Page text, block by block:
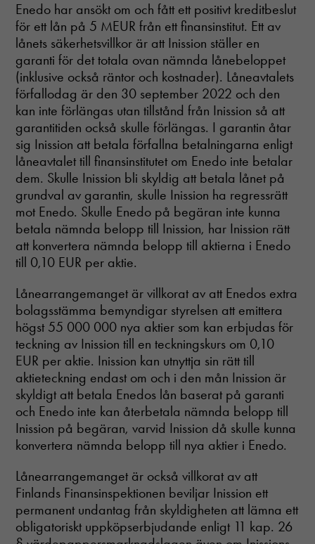
Enedo har ansökt om och fått ett positivt kreditbeslut
för ett lån på 5 MEUR från ett finansinstitut. Ett av
lånets säkerhetsvillkor är att Inission ställer en
garanti för det totala ovan nämnda lånebeloppet
(inklusive också räntor och kostnader). Låneavtalets
förfallodag är den 30 september 2022 och den
kan inte förlängas utan tillstånd från Inission så att
garantitiden också skulle förlängas. I garantin åtar
sig Inission att betala förfallna betalningarna enligt
låneavtalet till finansinstitutet om Enedo inte betalar
dem. Skulle Inission bli skyldig att betala lånet på
grundval av garantin, skulle Inission ha regressrätt
mot Enedo. Skulle Enedo på begäran inte kunna
betala nämnda belopp till Inission, har Inission rätt
att konvertera nämnda belopp till aktierna i Enedo
till 0,10 EUR per aktie.
Lånearrangemanget är villkorat av att Enedos extra
bolagsstämma bemyndigar styrelsen att emittera
högst 55 000 000 nya aktier som kan erbjudas för
teckning av Inission till en teckningskurs om 0,10
EUR per aktie. Inission kan utnyttja sin rätt till
aktieteckning endast om och i den mån Inission är
skyldigt att betala Enedos lån baserat på garanti
och Enedo inte kan återbetala nämnda belopp till
Inission på begäran, varvid Inission då skulle kunna
konvertera nämnda belopp till nya aktier i Enedo.
Lånearrangemanget är också villkorat av att
Finlands Finansinspektionen beviljar Inission ett
permanent undantag från skyldigheten att lämna ett
obligatoriskt uppköpserbjudande enligt 11 kap. 26